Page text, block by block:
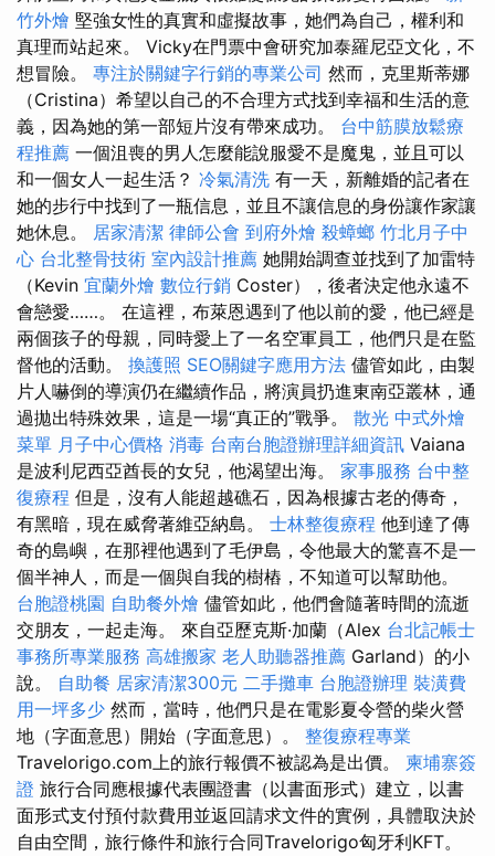
竹外燴 堅強女性的真實和虛擬故事，她們為自己，權利和
真理而站起來。 Vicky在門票中會研究加泰羅尼亞文化，不
想冒險。 專注於關鍵字行銷的專業公司 然而，克里斯蒂娜
（Cristina）希望以自己的不合理方式找到幸福和生活的意
義，因為她的第一部短片沒有帶來成功。 台中筋膜放鬆療
程推薦 一個沮喪的男人怎麼能說服愛不是魔鬼，並且可以
和一個女人一起生活？ 冷氣清洗 有一天，新離婚的記者在
她的步行中找到了一瓶信息，並且不讓信息的身份讓作家讓
她休息。 居家清潔 律師公會 到府外燴 殺蟑螂 竹北月子中
心 台北整骨技術 室內設計推薦 她開始調查並找到了加雷特
（Kevin 宜蘭外燴 數位行銷 Coster），後者決定他永遠不
會戀愛……。 在這裡，布萊恩遇到了他以前的愛，他已經是
兩個孩子的母親，同時愛上了一名空軍員工，他們只是在監
督他的活動。 換護照 SEO關鍵字應用方法 儘管如此，由製
片人嚇倒的導演仍在繼續作品，將演員扔進東南亞叢林，通
過拋出特殊效果，這是一場“真正的”戰爭。 散光 中式外燴
菜單 月子中心價格 消毒 台南台胞證辦理詳細資訊 Vaiana
是波利尼西亞酋長的女兒，他渴望出海。 家事服務 台中整
復療程 但是，沒有人能超越礁石，因為根據古老的傳奇，
有黑暗，現在威脅著維亞納島。 士林整復療程 他到達了傳
奇的島嶼，在那裡他遇到了毛伊島，令他最大的驚喜不是一
個半神人，而是一個與自我的樹樁，不知道可以幫助他。
台胞證桃園 自助餐外燴 儘管如此，他們會隨著時間的流逝
交朋友，一起走海。 來自亞歷克斯·加蘭（Alex 台北記帳士
事務所專業服務 高雄搬家 老人助聽器推薦 Garland）的小
說。 自助餐 居家清潔300元 二手攤車 台胞證辦理 裝潢費
用一坪多少 然而，當時，他們只是在電影夏令營的柴火營
地（字面意思）開始（字面意思）。 整復療程專業
Travelorigo.com上的旅行報價不被認為是出價。 柬埔寨簽
證 旅行合同應根據代表團證書（以書面形式）建立，以書
面形式支付預付款費用並返回請求文件的實例，具體取決於
自由空間，旅行條件和旅行合同Travelorigo匈牙利KFT。